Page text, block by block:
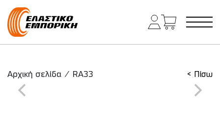
Κύρια πλοήγηση
Αρχική σελίδα / RA33 < Πίσω